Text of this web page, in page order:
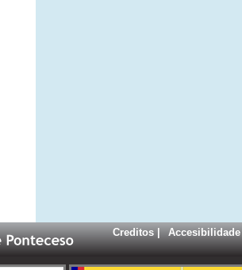
Creditos| Accesibilidade